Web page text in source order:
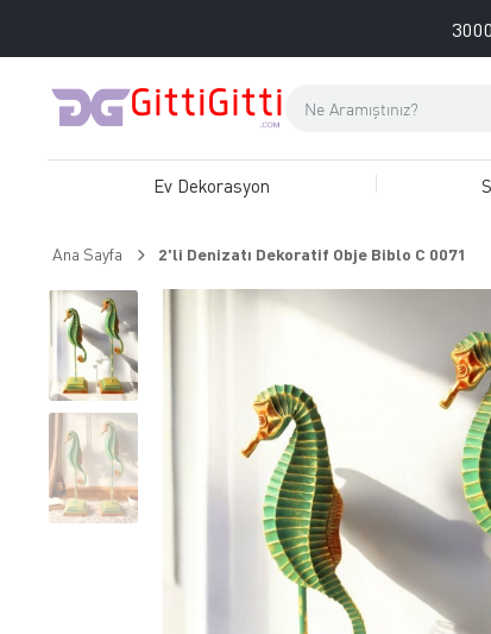
Ev Dekorasyon
Ana Sayfa 2'li Denizatı Dekoratif Obje Biblo C 0071